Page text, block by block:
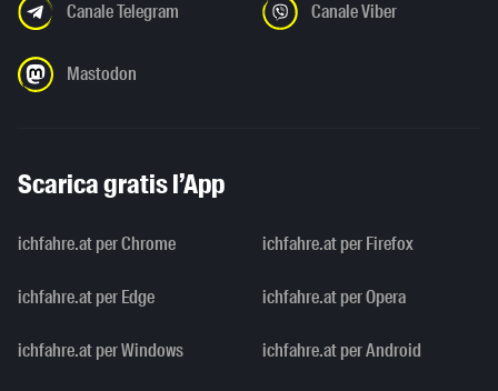
Canale Telegram Canale Viber
Mastodon
Scarica gratis l’App
ichfahre.at per Chrome ichfahre.at per Firefox
ichfahre.at per Edge ichfahre.at per Opera
ichfahre.at per Windows ichfahre.at per Android